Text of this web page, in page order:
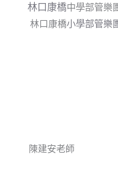
林口康橋中學部管樂
林口康橋小學部管樂
陳建安老師